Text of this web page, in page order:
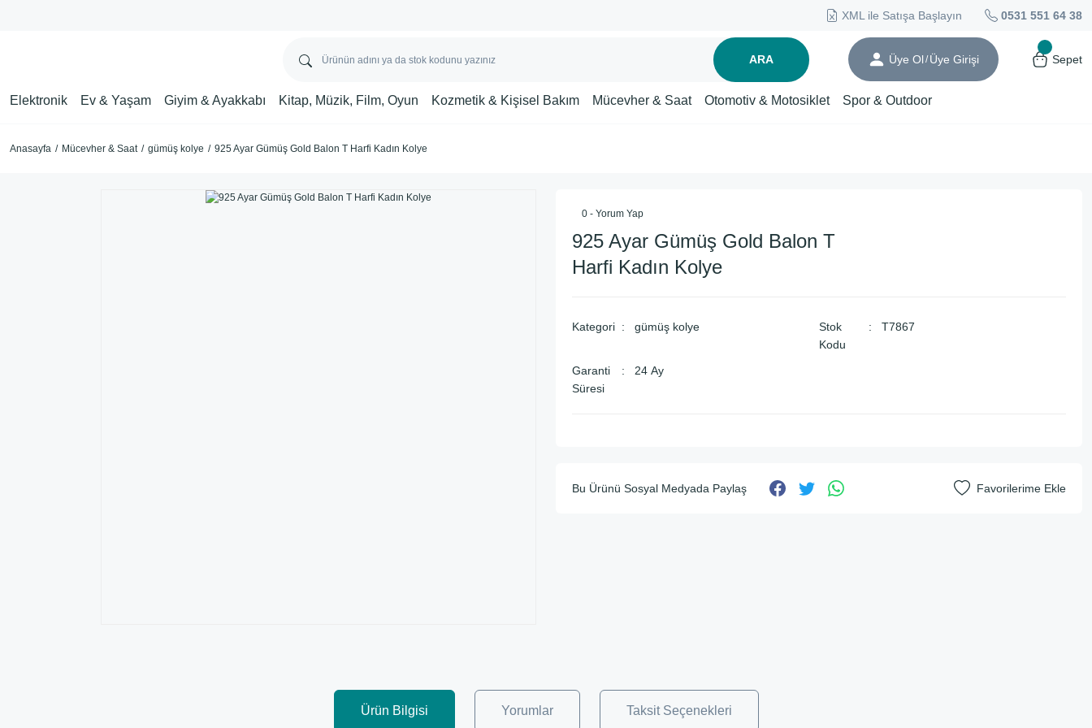
XML ile Satışa Başlayın 0531 551 64 38
ARA Üye Ol/ Üye Girişi Sepet
Elektronik Ev & Yaşam Giyim & Ayakkabı Kitap, Müzik, Film, Oyun Kozmetik & Kişisel Bakım Mücevher & Saat Otomotiv & Motosiklet Spor & Outdoor
Anasayfa Mücevher & Saat gümüş kolye 925 Ayar Gümüş Gold Balon T Harfi Kadın Kolye
0 - Yorum Yap
925 Ayar Gümüş Gold Balon T
Harfi Kadın Kolye
Kategori gümüş kolye
Stok
Kodu
T7867
Garanti
Süresi
24 Ay
Bu Ürünü Sosyal Medyada Paylaş
Ürün Bilgisi Yorumlar Taksit Seçenekleri